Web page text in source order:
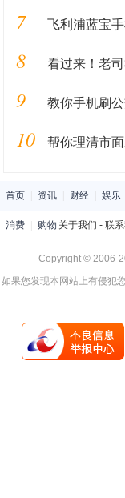
7 飞利浦蓝宝
8 看过来！老
9 教你手机刷公交
10 帮你理清市面上
首页 资讯 财经 娱乐
消费 购物 关于我们 - 联
Copyright © 2006-
如果您发现本网站上有侵犯